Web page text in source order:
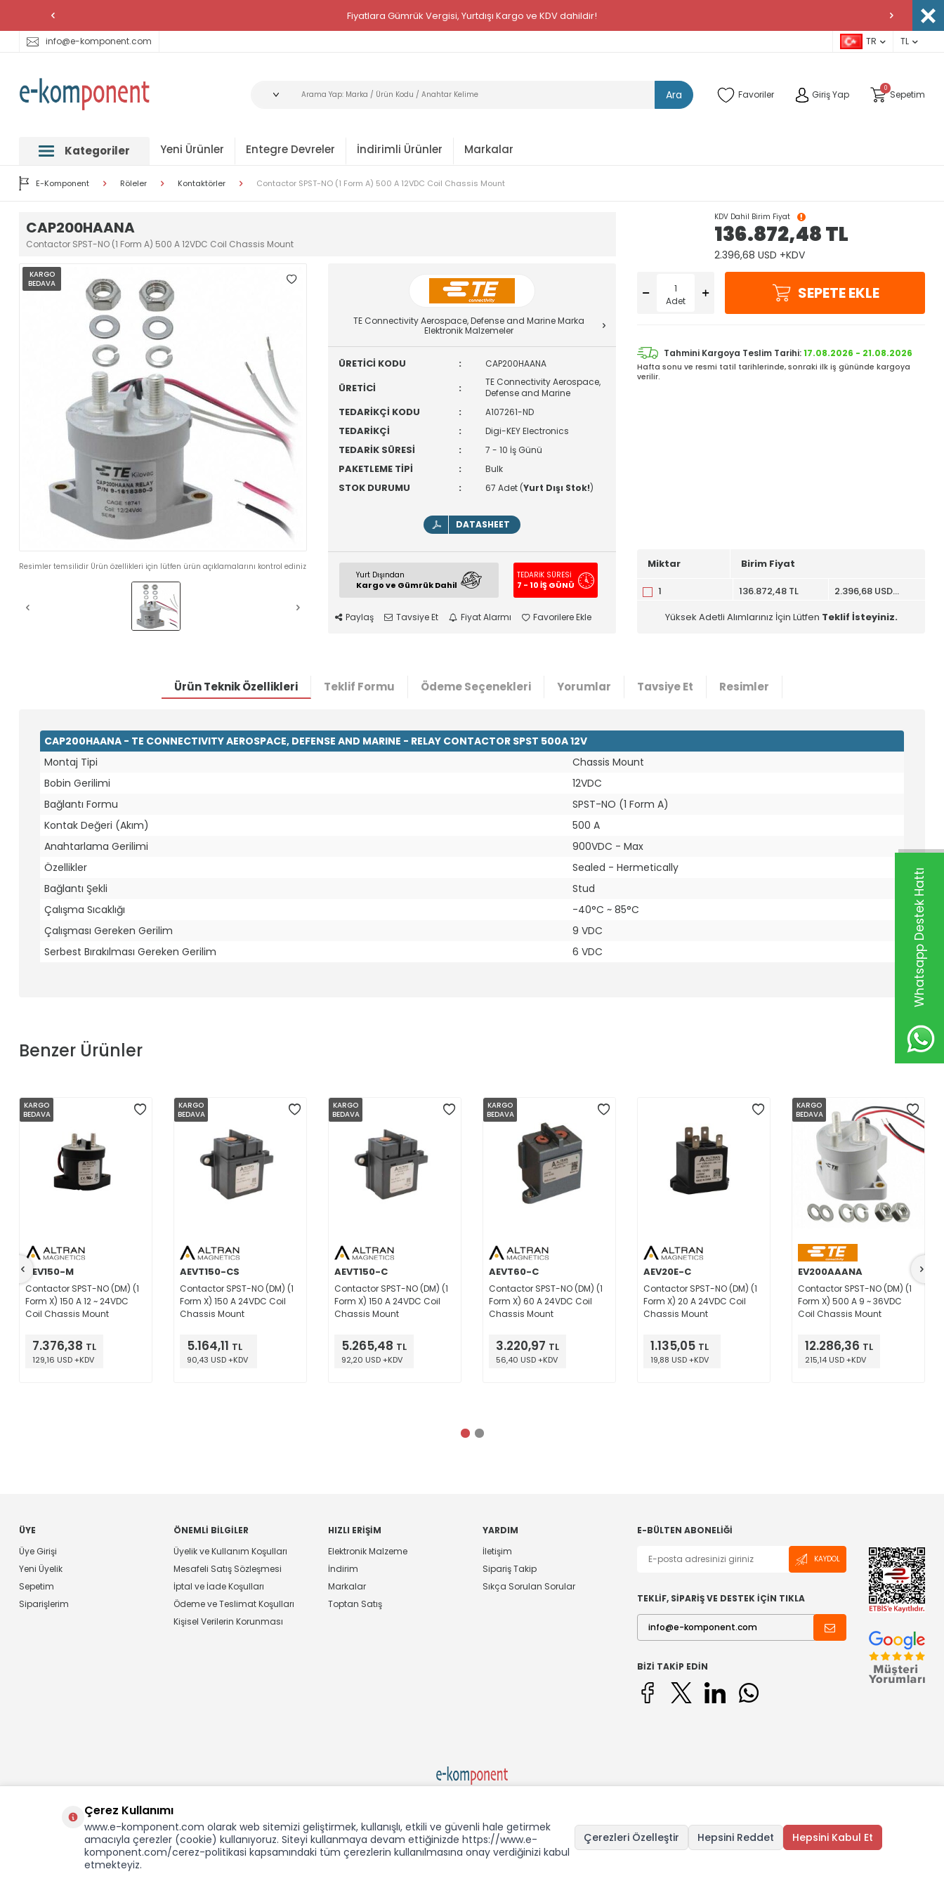
Whatsapp Destek Hattı
Fiyatlara Gümrük Vergisi, Yurtdışı Kargo ve KDV dahildir!
info@e-komponent.com TR TL
Ara Favoriler Giriş Yap
0
Sepetim
Kategoriler Yeni Ürünler Entegre Devreler İndirimli Ürünler Markalar
E-Komponent Röleler Kontaktörler Contactor SPST-NO (1 Form A) 500 A 12VDC Coil Chassis Mount
CAP200HAANA
Contactor SPST-NO (1 Form A) 500 A 12VDC Coil Chassis Mount
KARGO
BEDAVA
Resimler temsilidir Ürün özellikleri için lütfen ürün açıklamalarını kontrol ediniz
TE Connectivity Aerospace, Defense and Marine Marka
Elektronik Malzemeler
ÜRETİCİ KODU : CAP200HAANA
ÜRETİCİ :
TE Connectivity Aerospace,
Defense and Marine
TEDARİKÇİ KODU : A107261-ND
TEDARİKÇİ : Digi-KEY Electronics
TEDARİK SÜRESİ : 7 - 10 İş Günü
PAKETLEME TİPİ : Bulk
STOK DURUMU : 67 Adet (Yurt Dışı Stok!)
DATASHEET
Yurt Dışından
Kargo ve Gümrük Dahil
TEDARİK SÜRESİ
7 - 10 İŞ GÜNÜ
Paylaş Tavsiye Et Fiyat Alarmı Favorilere Ekle
KDV Dahil Birim Fiyat
136.872,48TL
2.396,68 USD +KDV
Adet SEPETE EKLE
Tahmini Kargoya Teslim Tarihi:17.08.2026 - 21.08.2026
Hafta sonu ve resmi tatil tarihlerinde, sonraki ilk iş gününde kargoya
verilir.
Miktar Birim Fiyat
1 136.872,48 TL
2.396,68 USD
Yüksek Adetli Alımlarınız İçin Lütfen Teklif İsteyiniz.
Ürün Teknik Özellikleri Teklif Formu Ödeme Seçenekleri Yorumlar Tavsiye Et Resimler
CAP200HAANA - TE CONNECTIVITY AEROSPACE, DEFENSE AND MARINE - RELAY CONTACTOR SPST 500A 12V
Montaj Tipi
Chassis Mount
Bobin Gerilimi
12VDC
Bağlantı Formu
SPST-NO (1 Form A)
Kontak Değeri (Akım)
500 A
Anahtarlama Gerilimi
900VDC - Max
Özellikler
Sealed - Hermetically
Bağlantı Şekli
Stud
Çalışma Sıcaklığı
-40°C ~ 85°C
Çalışması Gereken Gerilim
9 VDC
Serbest Bırakılması Gereken Gerilim
6 VDC
Benzer Ürünler
KARGO
BEDAVA
AEV150-M
Contactor SPST-NO (DM) (1
Form X) 150 A 12 ~ 24VDC
Coil Chassis Mount
7.376,38 TL
129,16 USD +KDV
KARGO
BEDAVA
AEVT150-CS
Contactor SPST-NO (DM) (1
Form X) 150 A 24VDC Coil
Chassis Mount
5.164,11 TL
90,43 USD +KDV
KARGO
BEDAVA
AEVT150-C
Contactor SPST-NO (DM) (1
Form X) 150 A 24VDC Coil
Chassis Mount
5.265,48 TL
92,20 USD +KDV
KARGO
BEDAVA
AEVT60-C
Contactor SPST-NO (DM) (1
Form X) 60 A 24VDC Coil
Chassis Mount
3.220,97 TL
56,40 USD +KDV
AEV20E-C
Contactor SPST-NO (DM) (1
Form X) 20 A 24VDC Coil
Chassis Mount
1.135,05 TL
19,88 USD +KDV
KARGO
BEDAVA
EV200AAANA
Contactor SPST-NO (DM) (1
Form X) 500 A 9 ~ 36VDC
Coil Chassis Mount
12.286,36 TL
215,14 USD +KDV
ÜYE
Üye Girişi
Yeni Üyelik
Sepetim
Siparişlerim
ÖNEMLI BILGILER
Üyelik ve Kullanım Koşulları
Mesafeli Satış Sözleşmesi
İptal ve İade Koşulları
Ödeme ve Teslimat Koşulları
Kişisel Verilerin Korunması
HIZLI ERIŞIM
Elektronik Malzeme
İndirim
Markalar
Toptan Satış
YARDIM
İletişim
Sipariş Takip
Sıkça Sorulan Sorular
E-BÜLTEN ABONELIĞI
KAYDOL
TEKLİF, SİPARİŞ VE DESTEK İÇİN TIKLA
BIZI TAKIP EDIN
Çerez Kullanımı
www.e-komponent.com olarak web sitemizi geliştirmek, kullanışlı, etkili ve güvenli hale getirmek
amacıyla çerezler (cookie) kullanıyoruz. Siteyi kullanmaya devam ettiğinizde https://www.e-
komponent.com/cerez-politikasi kapsamındaki tüm çerezlerin kullanılmasına onay verdiğinizi kabul
etmekteyiz.
Çerezleri Özelleştir Hepsini Reddet Hepsini Kabul Et